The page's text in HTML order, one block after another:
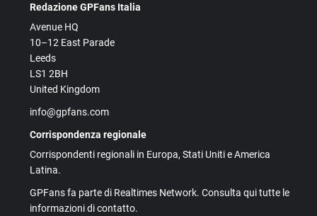
Redazione GPFans Italia
Avenue HQ
10–12 East Parade
Leeds
LS1 2BH
United Kingdom
info@gpfans.com
Corrispondenza regionale
Corrispondenti regionali in Europa, Stati Uniti e America
Latina.
GPFans fa parte di Realtimes Network. Consulta qui tutte le
informazioni di contatto.